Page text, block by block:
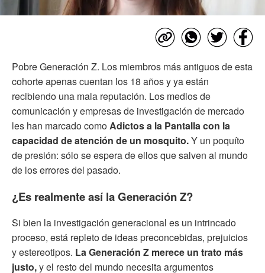
Pobre Generación Z. Los miembros más antiguos de esta
cohorte apenas cuentan los 18 años y ya están
recibiendo una mala reputación. Los medios de
comunicación y empresas de investigación de mercado
les han marcado comoAdictos a la Pantalla con la
capacidad de atención de un mosquito.Y un poquíto
de presión: sólo se espera de ellos que salven al mundo
de los errores del pasado.
¿Es realmente así la Generación Z?
Si bien la investigación generacional es un intrincado
proceso, está repleto de ideas preconcebidas, prejuicios
y estereotipos. La Generación Z merece un trato más
justo,y el resto del mundo necesita argumentos